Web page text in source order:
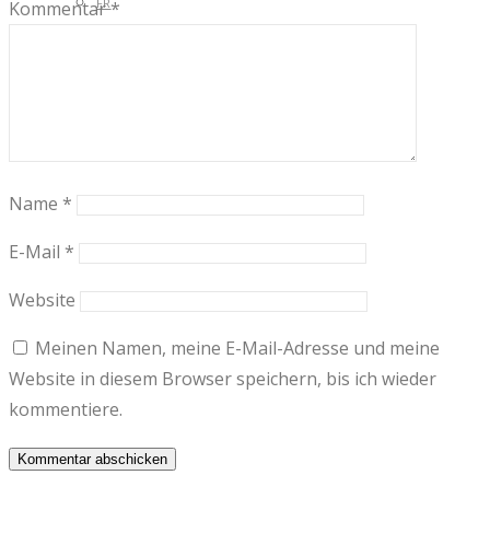
Kommentar*
Name *
E-Mail *
Website
Meinen Namen, meine E-Mail-Adresse und meine
Website in diesem Browser speichern, bis ich wieder
kommentiere.